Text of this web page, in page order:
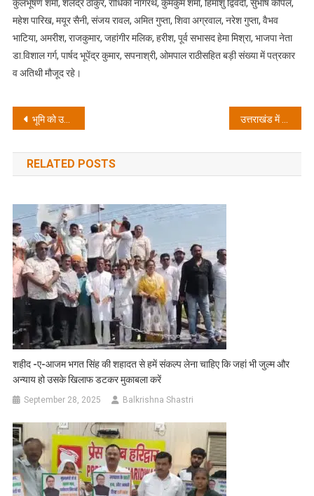
कुलभूषण शर्मा, शैलेंद्र ठाकुर, राधिका नागरथ, कुमकुम शर्मा, हिमांशु द्विवेदी, सुभाष कपिल,
महेश पारिख, मयूर सैनी, संजय रावल, अमित गुप्ता, शिवा अग्रवाल, नरेश गुप्ता, वैभव
भाटिया, अमरीश, राजकुमार, जहांगीर मलिक, हरीश, पूर्व सभासद हेमा मिश्रा, भाजपा नेता
डा.विशाल गर्ग, पार्षद भूपेंद्र कुमार, सपनाश्री, ओमपाल राठीसहित बड़ी संख्या में पत्रकार
व अतिथी मौजूद रहे।
Post
navigation
भूमि को उर्वर व संरक्षित रखना सबसे अहम ः डॉ चिन्मय पण्ड्या
RELATED POSTS
शहीद -ए-आजम भगत सिंह की शहादत से हमें संकल्प लेना चाहिए कि जहां भी जुल्म और
अन्याय हो उसके खिलाफ डटकर मुकाबला करें
September 28, 2025 Balkrishna Shastri